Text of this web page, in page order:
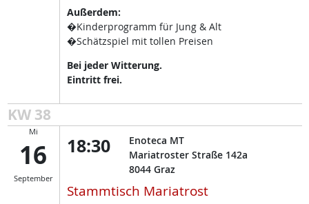
Außerdem:
�Kinderprogramm für Jung & Alt
�Schätzspiel mit tollen Preisen
Bei jeder Witterung.
Eintritt frei.
KW 38
Mi
16
September
18:30
Enoteca MT
Mariatroster Straße 142a
8044 Graz
Stammtisch Mariatrost